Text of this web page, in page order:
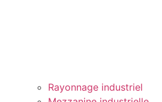
Rayonnage industriel